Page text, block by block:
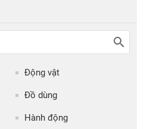
Động vật
Đồ dùng
Hành động